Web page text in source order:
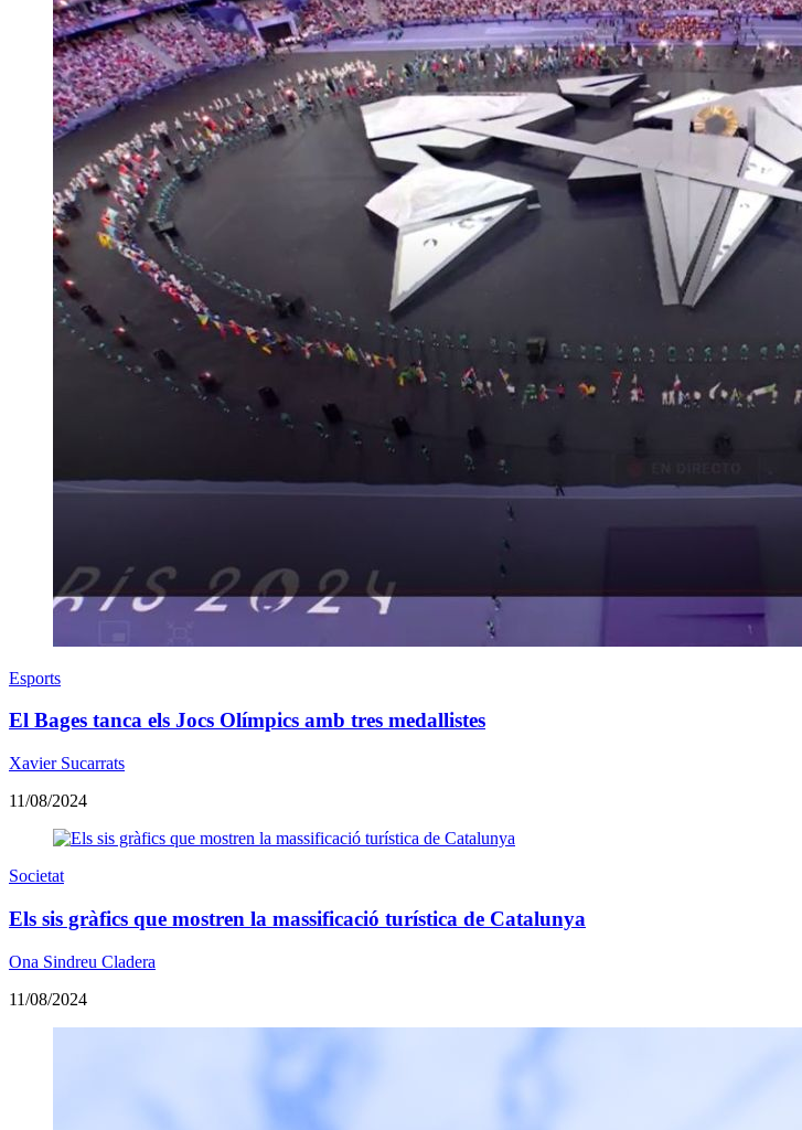
Esports
El Bages tanca els Jocs Olímpics amb tres medallistes
Xavier Sucarrats
11/08/2024
Societat
Els sis gràfics que mostren la massificació turística de Catalunya
Ona Sindreu Cladera
11/08/2024